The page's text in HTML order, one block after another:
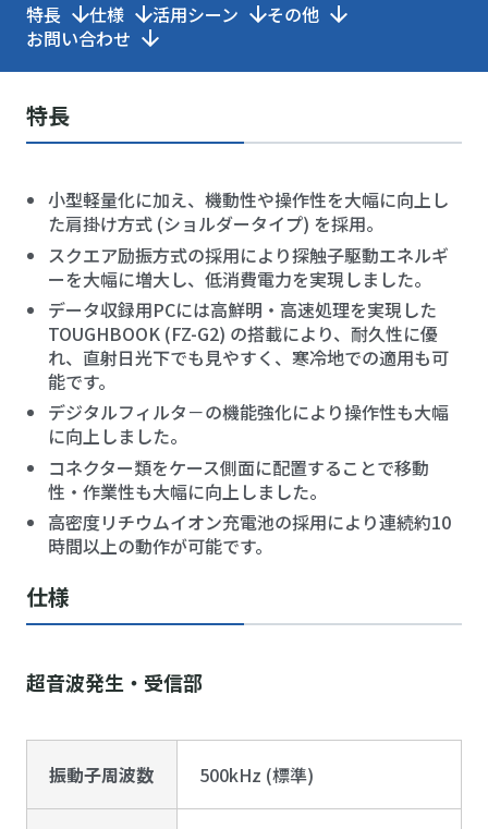
特長 仕様 活用シーン
その他
お問い合わせ
特長
小型軽量化に加え、機動性や操作性を大幅に向上し
た肩掛け方式 (ショルダータイプ) を採用。
スクエア励振方式の採用により探触子駆動エネルギ
ーを大幅に増大し、低消費電力を実現しました。
データ収録用PCには高鮮明・高速処理を実現した
TOUGHBOOK (FZ-G2) の搭載により、耐久性に優
れ、直射日光下でも見やすく、寒冷地での適用も可
能です。
デジタルフィルタ－の機能強化により操作性も大幅
に向上しました。
コネクター類をケース側面に配置することで移動
性・作業性も大幅に向上しました。
高密度リチウムイオン充電池の採用により連続約10
時間以上の動作が可能です。
仕様
超音波発生・受信部
振動子周波数 500kHz (標準)